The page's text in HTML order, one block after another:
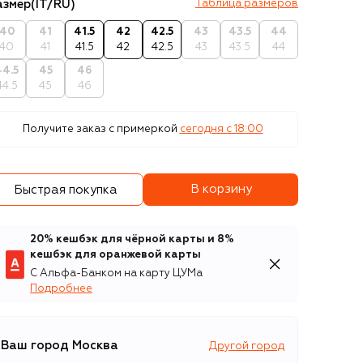
(IT/RU) Таблица размеров
40
41
41
41.5
41.5
42
42
42.5
42.5
43
43
43.5
43.5
44
44
45
45
46
46
Получите заказ с примеркой сегодня c 18:00
Быстрая покупка В корзину
20% кешбэк для чёрной карты и 8%
кешбэк для оранжевой карты
С Альфа-Банком на карту ЦУМа
Подробнее
Ваш город Москва Другой город